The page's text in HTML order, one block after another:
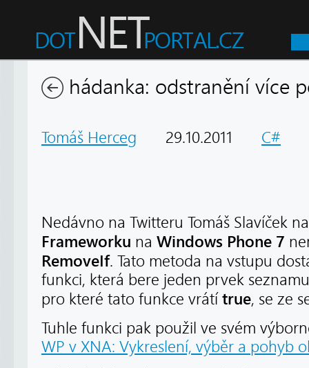
hádanka: odstranění více
Tomáš Herceg 29.10.2011 C#
Nedávno na Twitteru Tomáš Slavíček
Frameworku na Windows Phone 7
RemoveIf. Tato metoda na vstupu
funkci, která bere jeden prvek
pro které tato funkce vrátí true, se ze
Tuhle funkci pak použil ve svém
WP v XNA: Vykreslení, výběr a pohyb